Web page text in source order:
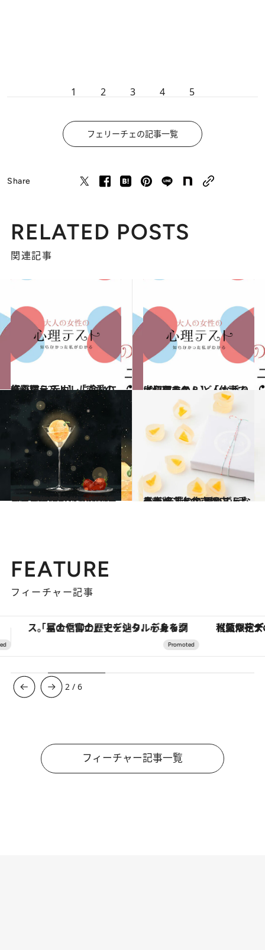
1 2 3 4 5
フェリーチェの記事一覧
Share
RELATED POSTS
関連記事
2020.7.22
【心理テスト】「恋愛の修羅場」 元カレに会いに行くなら？
占い 2020.7.24
【心理テスト】「仕事で大切なもの」 どんな香りにしますか？
占い
2020.7.5
星で人生が変わった作家と占星術師の エレメント別【2020年後半の運勢】
ライフスタイル 2020.7.3
最新版「大丸京都店」手土産ベスト10 思わずうなる！ 老舗の名品リスト
グルメ
FEATURE
フィーチャー記事
【夏限定ディナーコース】旬を迎える稚鮎や花ズッキーニなどをイタリア・トスカーナの郷土料理の手法で満喫！
3 /6
フィーチャー記事一覧